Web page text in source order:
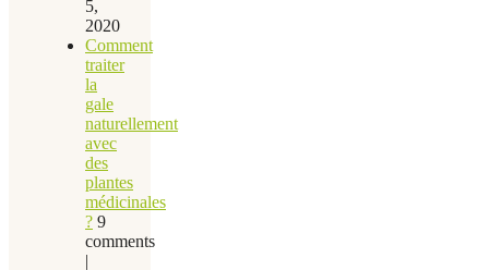
5,
2020
Comment
traiter
la
gale
naturellement
avec
des
plantes
médicinales
? 9
comments
|